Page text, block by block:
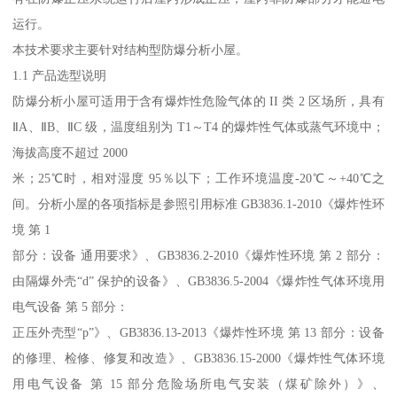
运行。
本技术要求主要针对结构型防爆分析小屋。
1.1 产品选型说明
防爆分析小屋可适用于含有爆炸性危险气体的 II 类 2 区场所，具有
ⅡA、ⅡB、ⅡC 级，温度组别为 T1～T4 的爆炸性气体或蒸气环境中；
海拔高度不超过 2000
米；25℃时，相对湿度 95％以下；工作环境温度-20℃～+40℃之
间。分析小屋的各项指标是参照引用标准 GB3836.1-2010《爆炸性环
境 第 1
部分：设备 通用要求》、GB3836.2-2010《爆炸性环境 第 2 部分：
由隔爆外壳“d” 保护的设备》、GB3836.5-2004《爆炸性气体环境用
电气设备 第 5 部分：
正压外壳型“p”》、GB3836.13-2013《爆炸性环境 第 13 部分：设备
的修理、检修、修复和改造》、GB3836.15-2000《爆炸性气体环境
用电气设备 第 15 部分危险场所电气安装（煤矿除外）》、